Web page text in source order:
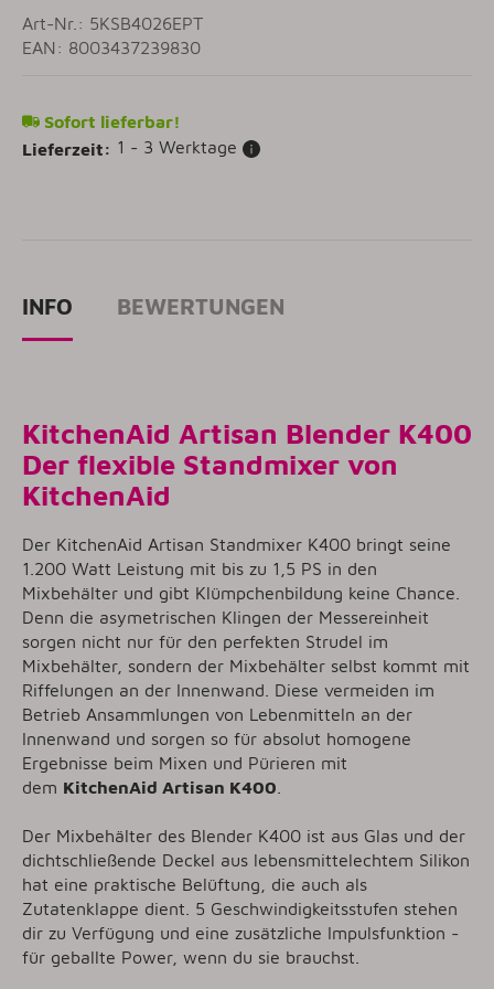
Art-Nr.: 5KSB4026EPT
EAN: 8003437239830
Sofort lieferbar!
Lieferzeit: 1 - 3 Werktage
INFO BEWERTUNGEN
KitchenAid Artisan Blender K400
Der flexible Standmixer von
KitchenAid
Der KitchenAid Artisan Standmixer K400 bringt seine
1.200 Watt Leistung mit bis zu 1,5 PS in den
Mixbehälter und gibt Klümpchenbildung keine Chance.
Denn die asymetrischen Klingen der Messereinheit
sorgen nicht nur für den perfekten Strudel im
Mixbehälter, sondern der Mixbehälter selbst kommt mit
Riffelungen an der Innenwand. Diese vermeiden im
Betrieb Ansammlungen von Lebenmitteln an der
Innenwand und sorgen so für absolut homogene
Ergebnisse beim Mixen und Pürieren mit
dem KitchenAid Artisan K400
Der Mixbehälter des Blender K400 ist aus Glas und der
dichtschließende Deckel aus lebensmittelechtem Silikon
hat eine praktische Belüftung, die auch als
Zutatenklappe dient. 5 Geschwindigkeitsstufen stehen
dir zu Verfügung und eine zusätzliche Impulsfunktion -
für geballte Power, wenn du sie brauchst.